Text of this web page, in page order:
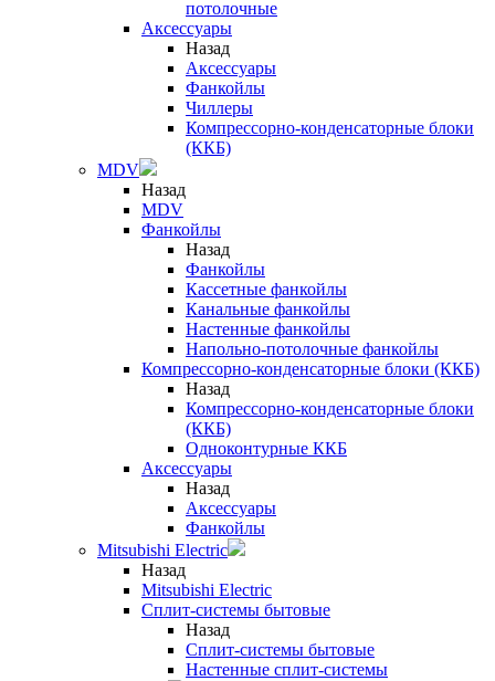
потолочные
Аксессуары
Назад
Аксессуары
Фанкойлы
Чиллеры
Компрессорно-конденсаторные блоки
(ККБ)
MDV
Назад
MDV
Фанкойлы
Назад
Фанкойлы
Кассетные фанкойлы
Канальные фанкойлы
Настенные фанкойлы
Напольно-потолочные фанкойлы
Компрессорно-конденсаторные блоки (ККБ)
Назад
Компрессорно-конденсаторные блоки
(ККБ)
Одноконтурные ККБ
Аксессуары
Назад
Аксессуары
Фанкойлы
Mitsubishi Electric
Назад
Mitsubishi Electric
Сплит-системы бытовые
Назад
Сплит-системы бытовые
Настенные сплит-системы